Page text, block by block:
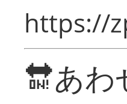
https://
🔛あわ